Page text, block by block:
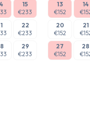
15
€233
22
€233
29
€233
13
€152
14
20
€152
21
27
€152
28